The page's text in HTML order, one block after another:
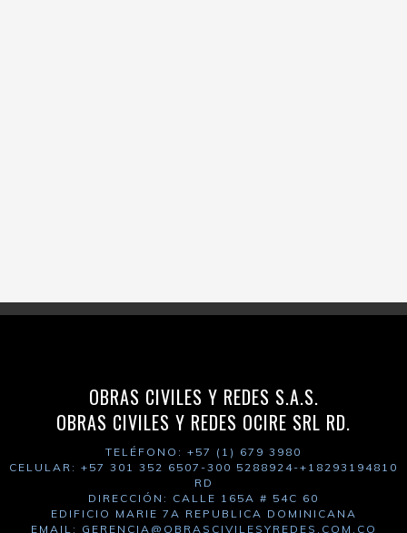
OBRAS CIVILES Y REDES S.A.S.
OBRAS CIVILES Y REDES OCIRE SRL RD.
TELÉFONO: +57 (1) 679 3980
CELULAR: +57 301 352 6507-300 5288924-+18293194810
RD
DIRECCIÓN: CALLE 165A # 54C 60
EDIFICIO MARIE 7A REPUBLICA DOMINICANA
EMAIL: GERENCIA @OBRASCIVILESYREDES.COM.CO